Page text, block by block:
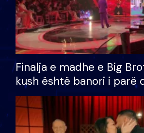
Finalja e madhe e Big
kush është banori i parë
shtëpinë dhe humb
të fituar çmimin e madh